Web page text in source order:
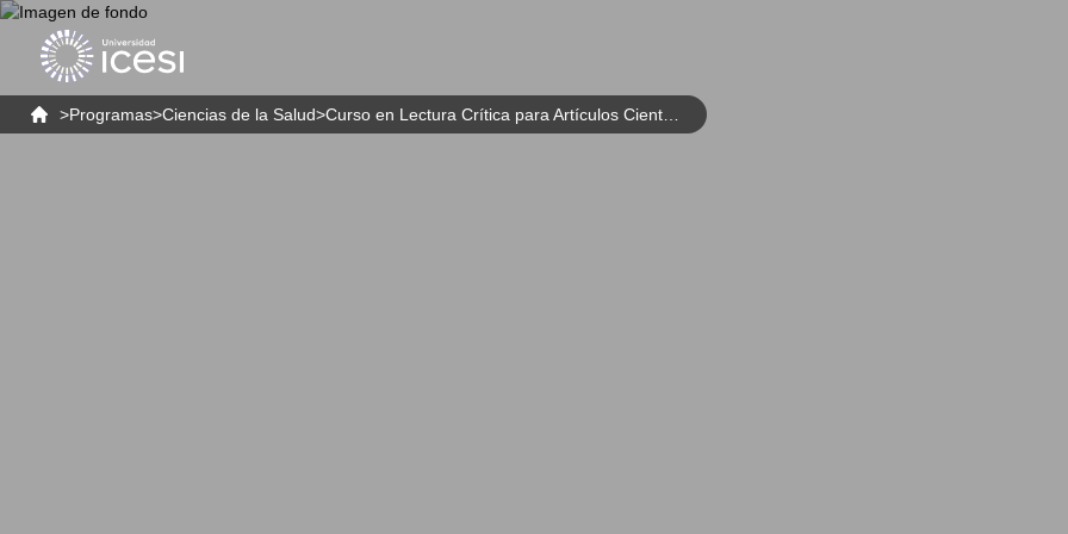
>Programas>Ciencias de la Salud>